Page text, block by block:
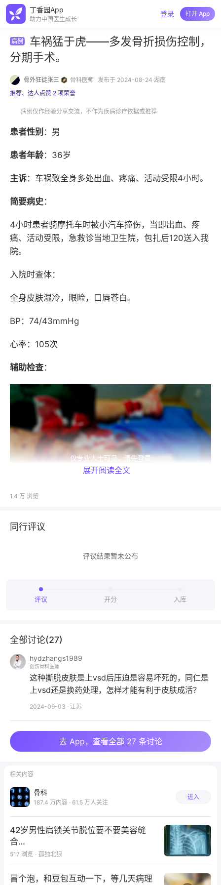
丁香园App
助力中国医生成长
登录 打开 App
病例
车祸猛于虎——多发骨折损伤控制，
分期手术。
骨外狂徒张三 骨科医师 发布于 2024-08-24·湖南
推荐、达人点赞 2 项荣誉
病例仅作经验分享交流，不作为疾病诊疗依据或推荐
患者性别 ：男
患者年龄：36岁
主诉：车祸致全身多处出血、疼痛、活动受限4小时。
简要病史 ：
4小时患者骑摩托车时被小汽车撞伤，当即出血、疼
痛、活动受限，急救诊当地卫生院，包扎后120送入我
院。
入院时查体：
全身皮肤湿冷，眼睑，口唇苍白。
BP：74/43mmHg
心率：105次
辅助检查：
仅专业人士可见，请先登录
去登录 打开 App
展开阅读全文
1.4 万 浏览
同行评议
评议结果暂未公布
评议 开分 入库
全部讨论(27)
hydzhangs1989
创伤骨科医师
这种撕脱皮肤是上vsd后压迫是容易坏死的，同仁是
上vsd还是换药处理，怎样才能有利于皮肤成活？
2024-09-03 · 江苏
去 App，查看全部 27 条讨论
相关内容
骨科
187.4 万内容 · 61.5 万人关注
进入
42岁男性肩锁关节脱位要不要美容缝
合…
517 浏览 · 孤独北狼
冒个泡，和豆包互动一下，等几天病理